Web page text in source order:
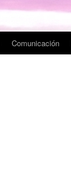
Comunicación